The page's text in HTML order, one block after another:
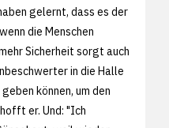
gelernt, dass es der
die Menschen
Sicherheit sorgt auch
in die Halle
können, um den
er. Und: "Ich